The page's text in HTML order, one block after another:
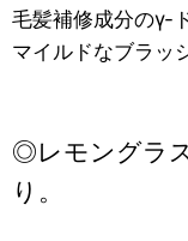
毛髪補修成分のγ-
マイルドなブラッ
◎レモングラ
り。